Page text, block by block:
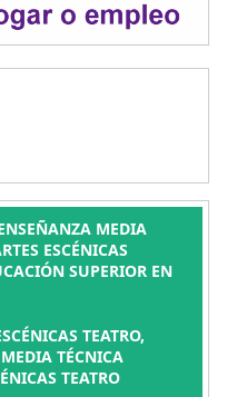
MEDIA
ESCÉNICAS
SUPERIOR EN
TEATRO,
TÉCNICA
TEATRO